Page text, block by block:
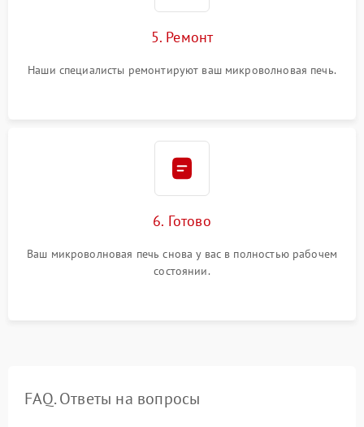
5. Ремонт
Наши специалисты ремонтируют ваш микроволновая печь.
6. Готово
Ваш микроволновая печь снова у вас в полностью рабочем
состоянии.
FAQ. Ответы на вопросы